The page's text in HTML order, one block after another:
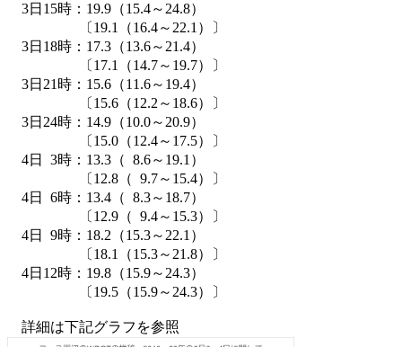
3日15時：19.9（15.4～24.8）
〔19.1（16.4～22.1）〕
3日18時：17.3（13.6～21.4）
〔17.1（14.7～19.7）〕
3日21時：15.6（11.6～19.4）
〔15.6（12.2～18.6）〕
3日24時：14.9（10.0～20.9）
〔15.0（12.4～17.5）〕
4日 3時：13.3（ 8.6～19.1）
〔12.8（ 9.7～15.4）〕
4日 6時：13.4（ 8.3～18.7）
〔12.9（ 9.4～15.3）〕
4日 9時：18.2（15.3～22.1）
〔18.1（15.3～21.8）〕
4日12時：19.8（15.9～24.3）
〔19.5（15.9～24.3）〕
詳細は下記グラフを参照